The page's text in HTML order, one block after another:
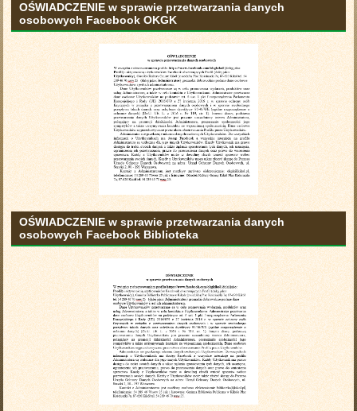
OŚWIADCZENIE w sprawie przetwarzania danych
osobowych Facebook OKGK
OŚWIADCZENIE w sprawie przetwarzania danych
osobowych Facebook Biblioteka